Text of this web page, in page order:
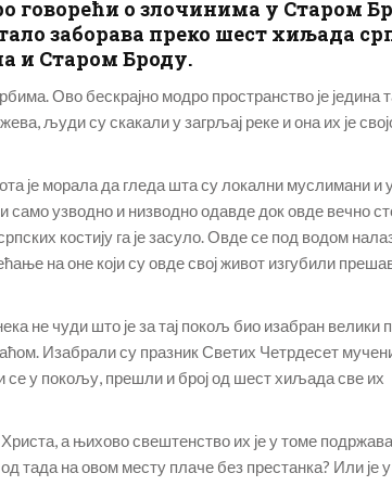
говорећи о злочинима у Старом
заборава преко шест хиљада
и Старом Броду.
Ово бескрајно модро пространство је једина
људи су скакали у загрљај реке и она их је
је морала да гледа шта су локални муслимани и
само узводно и низводно одавде док овде вечно
костију га је засуло. Овде се под водом
на оне који су овде свој живот изгубили
не чуди што је за тај покољ био изабран велики
Изабрали су празник Светих Четрдесет
се у покољу, прешли и број од шест хиљада све их
а њихово свештенство их је у томе
тада на овом месту плаче без престанка? Или је